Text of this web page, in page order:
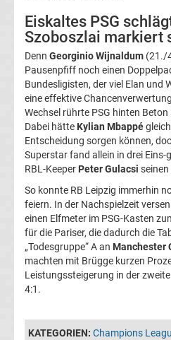
League
Champions
League
heute
TV
Champions
League
Sieger
Torschützenkönige
Eiskaltes PSG
Szoboszlai markiert
Denn Georginio Wijnaldum (21./
Pausenpfiff noch einen
Bundesligisten, der viel Elan und
eine effektive
Wechsel rührte PSG hinten
Dabei hätte Kylian Mbappé
Entscheidung sorgen können,
Superstar fand allein in drei Eins-
RBL-Keeper Peter Gulacsi seinen
So konnte RB Leipzig immerhin
feiern. In der Nachspielzeit
einen Elfmeter im PSG-Kasten
für die Pariser, die dadurch die
„Todesgruppe“ A an Manchester
machten mit Brügge kurzen
Leistungssteigerung in der
4:1.
KATEGORIEN: Champions